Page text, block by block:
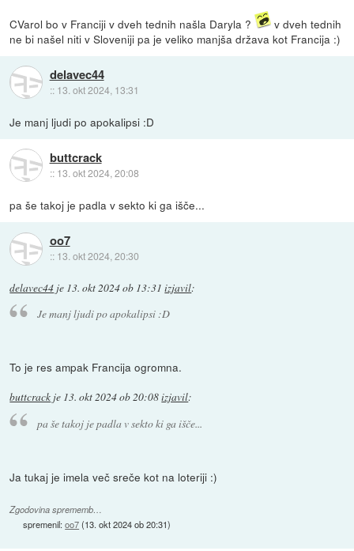
CVarol bo v Franciji v dveh tednih našla Daryla ?
v dveh tednih
ne bi našel niti v Sloveniji pa je veliko manjša država kot Francija :)
delavec44
:: 13. okt 2024, 13:31
Je manj ljudi po apokalipsi :D
buttcrack
:: 13. okt 2024, 20:08
pa še takoj je padla v sekto ki ga išče...
oo7
:: 13. okt 2024, 20:30
delavec44 je 13. okt 2024 ob 13:31 izjavil:
Je manj ljudi po apokalipsi :D
To je res ampak Francija ogromna.
buttcrack je 13. okt 2024 ob 20:08izjavil:
pa še takoj je padla v sekto ki ga išče...
Ja tukaj je imela več sreče kot na loteriji :)
Zgodovina sprememb…
spremenil:oo7(13. okt 2024 ob 20:31)